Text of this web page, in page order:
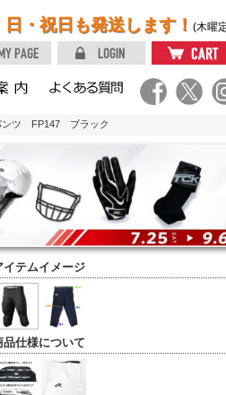
日・祝日も発送します！ (木曜
ンツ FP147 ブラック
イテムイメージ
品仕様について